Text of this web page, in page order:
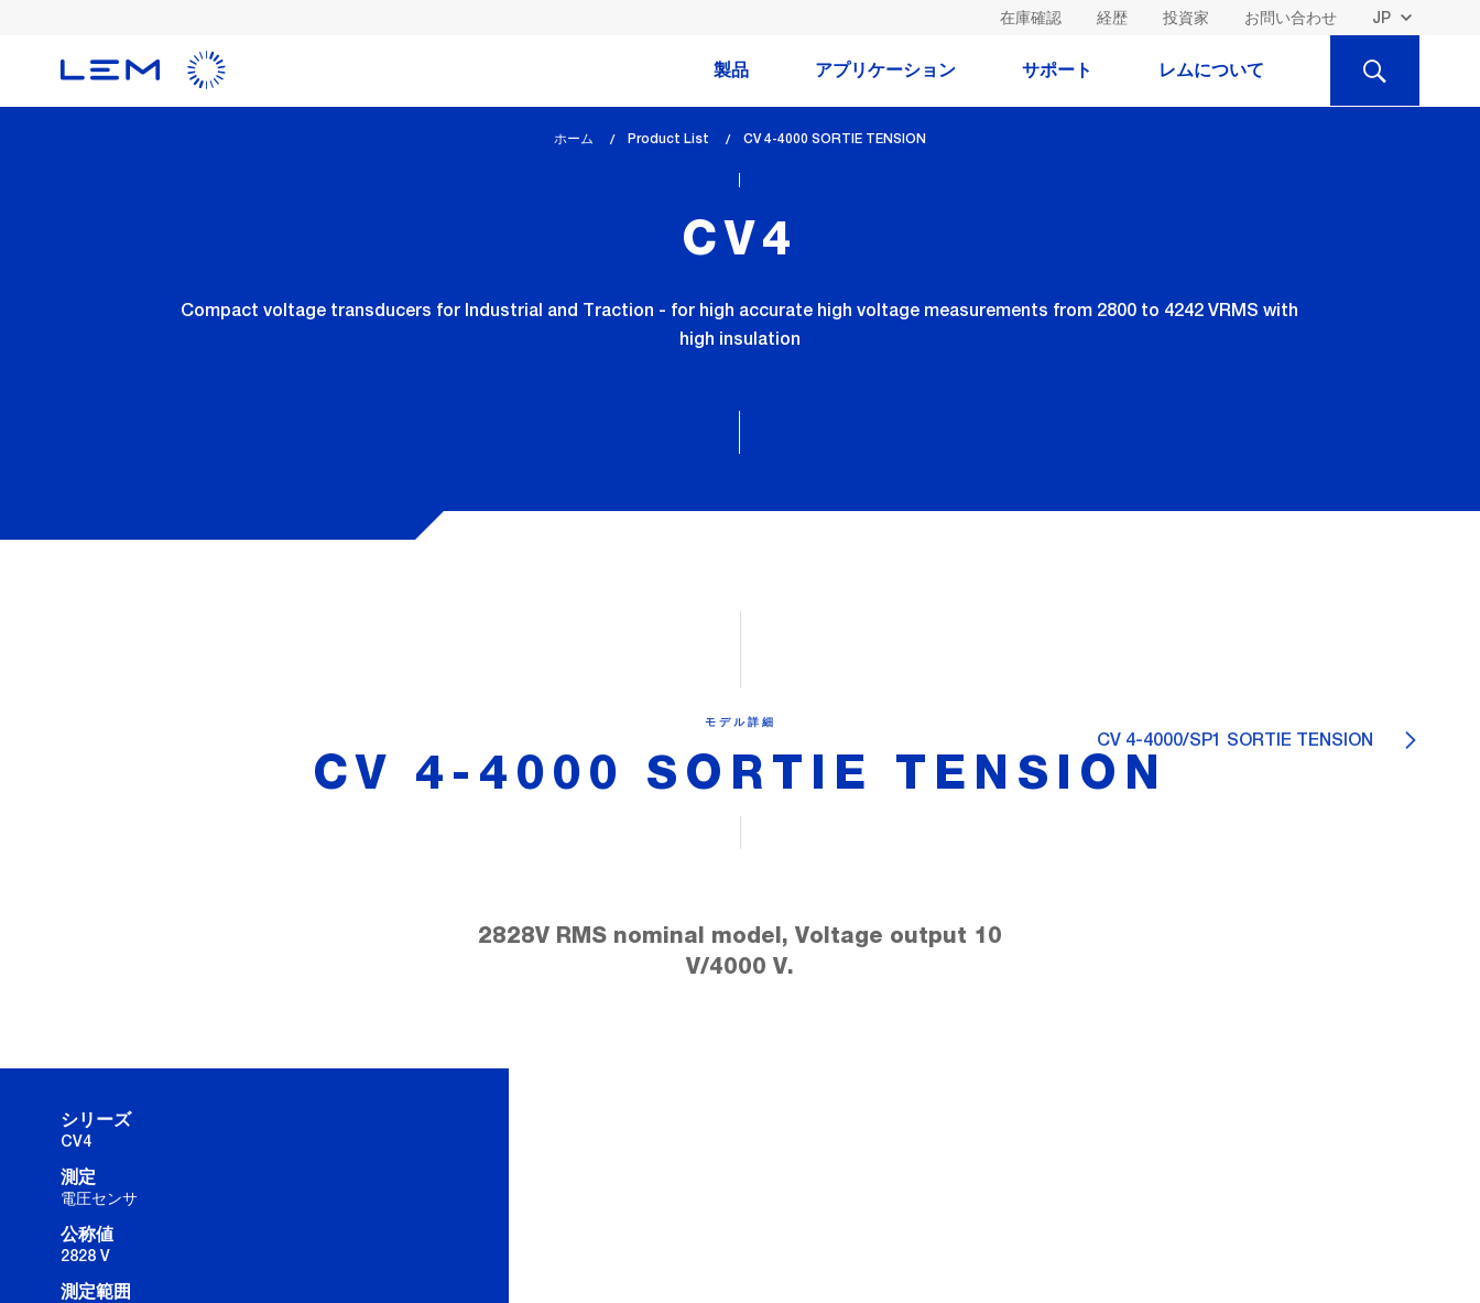
在庫確認 経歴 投資家 お問い合わせ
製品 アプリケーション サポート レムについて
検
ホーム Product List
lem_current_page
CV 4-4000 SORTIE TENSION
CV4
Compact voltage transducers for Industrial and Traction - for high accurate high voltage measurements from 2800 to 4242 VRMS with
high insulation
CV 4-4000/SP1 SORTIE TENSION
モデル詳細
CV 4-4000 SORTIE TENSION
2828V RMS nominal model, Voltage output 10
V/4000 V.
シリーズ
CV4
測定
電圧センサ
公称値
2828 V
測定範囲